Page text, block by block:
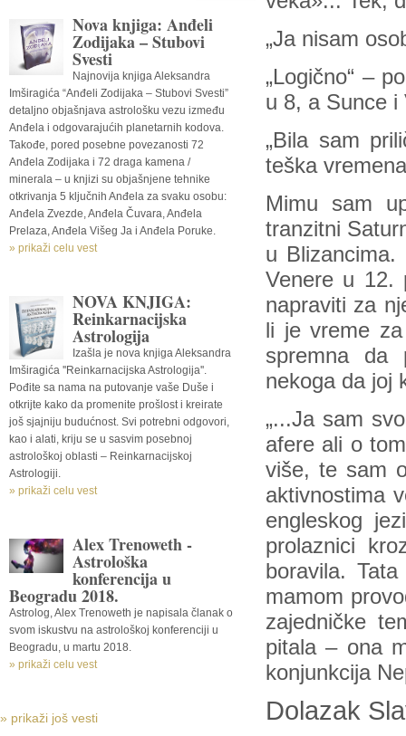
Nova knjiga: Anđeli
Zodijaka – Stubovi
Svesti
Najnovija knjiga Aleksandra
Imširagića “Anđeli Zodijaka – Stubovi Svesti”
detaljno objašnjava astrološku vezu između
Anđela i odgovarajućih planetarnih kodova.
Takođe, pored posebne povezanosti 72
Anđela Zodijaka i 72 draga kamena /
minerala – u knjizi su objašnjene tehnike
otkrivanja 5 ključnih Anđela za svaku osobu:
Anđela Zvezde, Anđela Čuvara, Anđela
Prelaza, Anđela Višeg Ja i Anđela Poruke.
» prikaži celu vest
NOVA KNJIGA:
Reinkarnacijska
Astrologija
Izašla je nova knjiga Aleksandra
Imširagića ''Reinkarnacijska Astrologija''.
Pođite sa nama na putovanje vaše Duše i
otkrijte kako da promenite prošlost i kreirate
još sjajniju budućnost. Svi potrebni odgovori,
kao i alati, kriju se u sasvim posebnoj
astrološkoj oblasti – Reinkarnacijskoj
Astrologiji.
» prikaži celu vest
Alex Trenoweth -
Astrološka
konferencija u
Beogradu 2018.
Astrolog, Alex Trenoweth je napisala članak o
svom iskustvu na astrološkoj konferenciji u
Beogradu, u martu 2018.
» prikaži celu vest
» prikaži još vesti
„Ja nisam
„Logično“ –
u 8, a Sunce i
„Bila sam
teška
Mimu sam
tranzitni
u
Venere u 12.
napraviti za
li je vreme
spremna da
nekoga da joj
„...Ja sam
afere ali o
više, te sam
aktivnostima
engleskog
prolaznici
boravila.
mamom
zajedničke
pitala – ona
konjunkcija
Dolazak